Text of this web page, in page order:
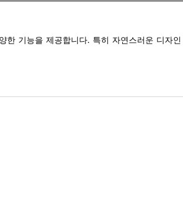
기능을 제공합니다. 특히 자연스러운 디자